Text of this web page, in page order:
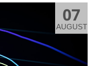
07
AUGUST